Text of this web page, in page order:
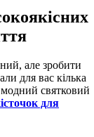
але зробити
для вас кілька
святковий
для